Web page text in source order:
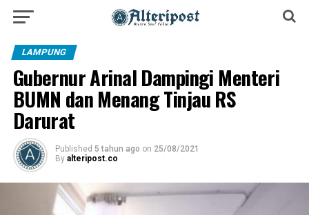
LAMPUNG
Gubernur Arinal Dampingi Menteri
BUMN dan Menang Tinjau RS
Darurat
Published 5 tahun ago on 25/08/2021
By alteripost.co